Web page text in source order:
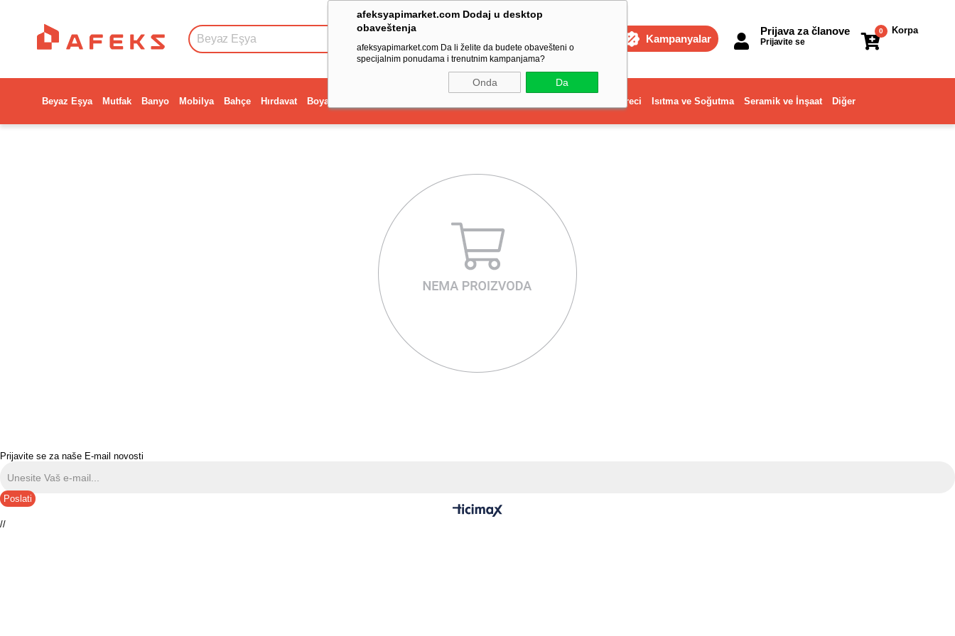
afeksyapimarket.com Dodaj u desktop
obaveštenja
afeksyapimarket.com Da li želite da budete obavešteni o
specijalnim ponudama i trenutnim kampanjama?
Onda Da
Kampanyalar
Korpa
0
Prijava za članove
Prijavite se
Beyaz Eşya Mutfak Banyo Mobilya Bahçe Hırdavat Boya Dekorasyon ve Ev Gereci Isıtma ve Soğutma Seramik ve İnşaat Diğer
Prijavite se za naše E-mail novosti
Poslati
//